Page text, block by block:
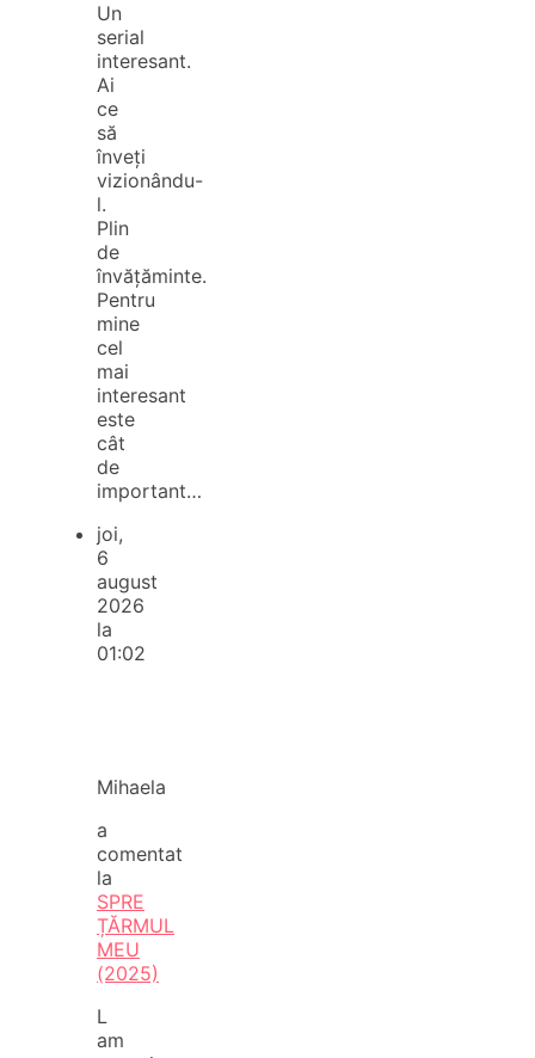
Un
serial
interesant.
Ai
ce
să
înveți
vizionându-
l.
Plin
de
învățăminte.
Pentru
mine
cel
mai
interesant
este
cât
de
important…
joi,
6
august
2026
la
01:02
Mihaela
a
comentat
la
SPRE
ȚĂRMUL
MEU
(2025)
L
am